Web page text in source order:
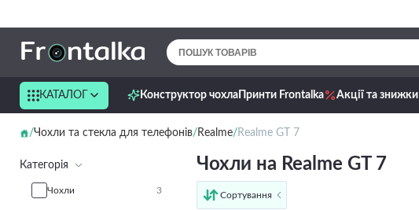
КАТАЛОГ Конструктор чохла Принти Frontalka Акції та знижки
Чохли та стекла для телефонів Realme Realme GT 7
Категорія
Чохли 3
Чохли на Realme GT 7
Сортування